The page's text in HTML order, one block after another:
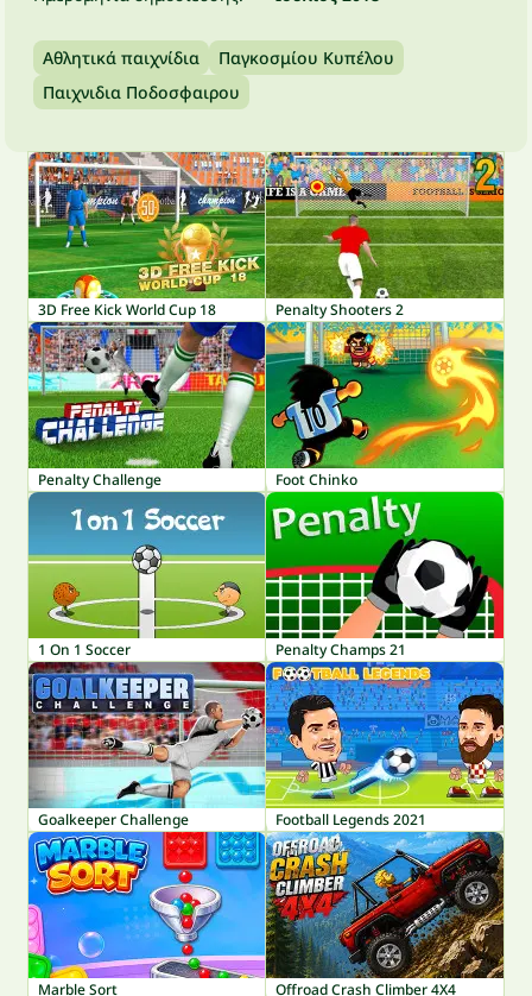
Αθλητικά παιχνίδια
Παγκοσμίου Κυπέλου
Παιχνιδια Ποδοσφαιρου
3D Free Kick World Cup 18 Penalty Shooters 2
Penalty Challenge Foot Chinko
1 On 1 Soccer Penalty Champs 21
Goalkeeper Challenge Football Legends 2021
Marble Sort Offroad Crash Climber 4X4